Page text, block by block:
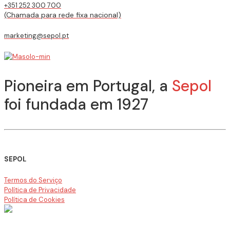
+351 252 300 700
(Chamada para rede fixa nacional)
marketing@sepol.pt
Pioneira em Portugal, a Sepol
foi fundada em 1927
SEPOL
Termos do Serviço
Política de Privacidade
Política de Cookies